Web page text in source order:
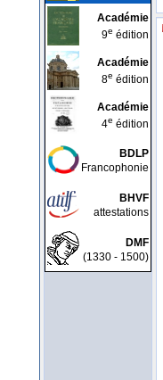
Académie
9e édition
Académie
8e édition
Académie
4e édition
BDLP
Francophonie
BHVF
attestations
DMF
(1330 - 1500)